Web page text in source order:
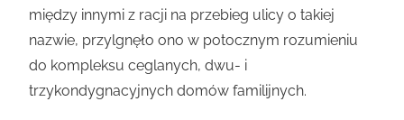
między innymi z racji na przebieg ulicy o takiej
nazwie, przylgnęło ono w potocznym rozumieniu
do kompleksu ceglanych, dwu- i
trzykondygnacyjnych domów familijnych.